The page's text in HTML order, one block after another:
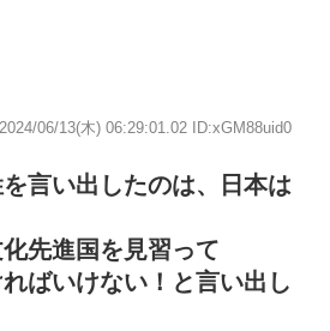
2024/06/13(木) 06:29:01.02 ID:xGM88uid0
言い出したのは、日本は
先進国を見習って
ばいけない！と言い出し